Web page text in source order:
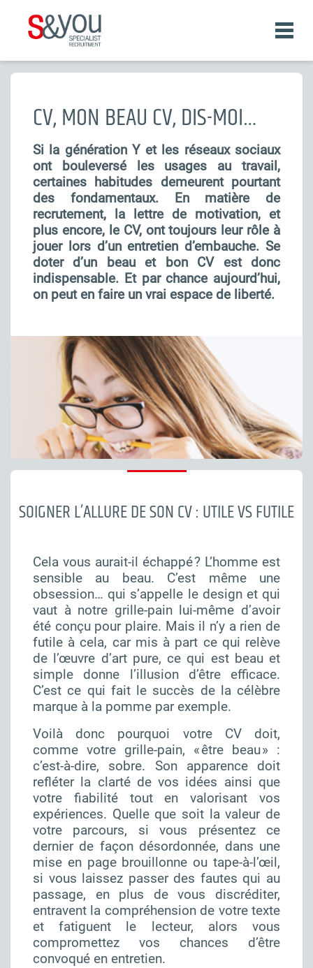
principal
Fil
CV, MON BEAU CV, DIS-MOI…
Si la génération Y et les réseaux sociaux
ont bouleversé les usages au travail,
certaines habitudes demeurent pourtant
des fondamentaux. En matière de
recrutement, la lettre de motivation, et
plus encore, le CV, ont toujours leur rôle à
jouer lors d’un entretien d’embauche. Se
doter d’un beau et bon CV est donc
indispensable. Et par chance aujourd’hui,
on peut en faire un vrai espace de liberté.
SOIGNER L’ALLURE DE SON CV : UTILE VS FUTILE
Cela vous aurait-il échappé ? L’homme est
sensible au beau. C’est même une
obsession… qui s’appelle le design et qui
vaut à notre grille-pain lui-même d’avoir
été conçu pour plaire. Mais il n’y a rien de
futile à cela, car mis à part ce qui relève
de l’œuvre d’art pure, ce qui est beau et
simple donne l’illusion d’être efficace.
C’est ce qui fait le succès de la célèbre
marque à la pomme par exemple.
Voilà donc pourquoi votre CV doit,
comme votre grille-pain, « être beau » :
c’est-à-dire, sobre. Son apparence doit
refléter la clarté de vos idées ainsi que
votre fiabilité tout en valorisant vos
expériences. Quelle que soit la valeur de
votre parcours, si vous présentez ce
dernier de façon désordonnée, dans une
mise en page brouillonne ou tape-à-l’œil,
si vous laissez passer des fautes qui au
passage, en plus de vous discréditer,
entravent la compréhension de votre texte
et fatiguent le lecteur, alors vous
compromettez vos chances d’être
convoqué en entretien.